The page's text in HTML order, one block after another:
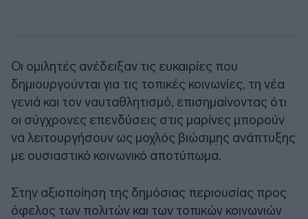
Οι ομιλητές ανέδειξαν τις ευκαιρίες που
δημιουργούνται για τις τοπικές κοινωνίες, τη νέα
γενιά και τον ναυταθλητισμό, επισημαίνοντας ότι
οι σύγχρονες επενδύσεις στις μαρίνες μπορούν
να λειτουργήσουν ως μοχλός βιώσιμης ανάπτυξης
με ουσιαστικό κοινωνικό αποτύπωμα.
Στην αξιοποίηση της δημόσιας περιουσίας προς
όφελος των πολιτών και των τοπικών κοινωνιών